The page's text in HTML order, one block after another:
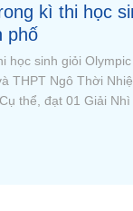
cấp
màn tranh tài gay
thức tìm ra 2
vòng Chung kết